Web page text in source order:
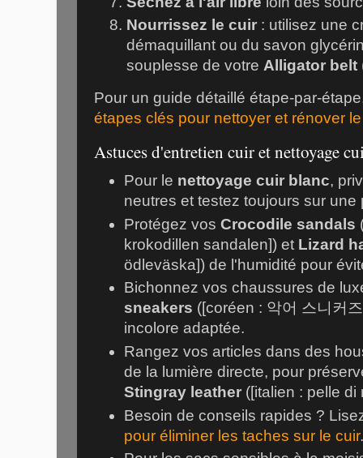
Nourrissez le cuir : utilisez une
démaquillant ou du savon
souplesse de votre Alligator belt
Pour un guide détaillé étape-par-
étapes clés pour nettoyer et rénover
Astuces d'entretien cuir et nettoyage
Pour le nettoyage cuir blanc,
neutres et testez toujours sur une
Protégez vosCrocodile sandals
krokodillen sandalen]) et Lizard
ödleväska]) de l'humidité pour
Bichonnez vos chaussures de
sneakers ([coréen : 악어 스니커
incolore adaptée.
Rangez vos articles dans des
de la lumière directe, pour
Stingray leather ([italien : pelle di
Besoin de conseils rapides ?
pour éliminer les taches sur le cuir